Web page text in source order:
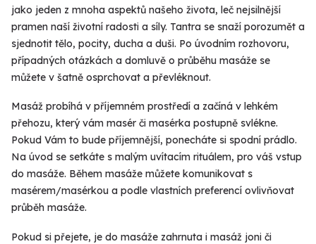
jako jeden z mnoha aspektů našeho života, leč nejsilnější
pramen naší životní radosti a síly. Tantra se snaží porozumět a
sjednotit tělo, pocity, ducha a duši. Po úvodním rozhovoru,
případných otázkách a domluvě o průběhu masáže se
můžete v šatně osprchovat a převléknout.
Masáž probíhá v příjemném prostředí a začíná v lehkém
přehozu, který vám masér či masérka postupně svlékne.
Pokud Vám to bude příjemnější, ponecháte si spodní prádlo.
Na úvod se setkáte s malým uvítacím rituálem, pro váš vstup
do masáže. Během masáže můžete komunikovat s
masérem/masérkou a podle vlastních preferencí ovlivňovat
průběh masáže.
Pokud si přejete, je do masáže zahrnuta i masáž joni či